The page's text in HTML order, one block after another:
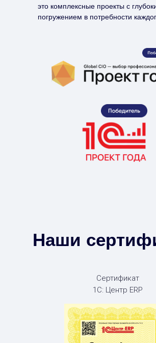
это комплексные проекты с
погружением в потребности
Наши
Сертификат
1С: Центр ERP